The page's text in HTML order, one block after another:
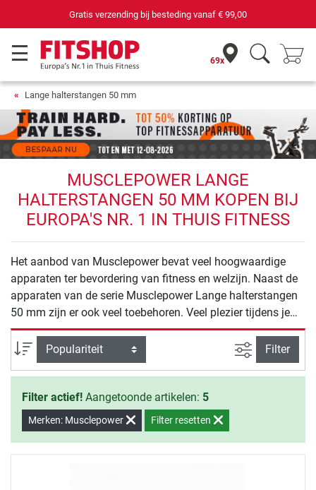
Gratis verzending bij besteding vanaf € 99,00
69x
Lange halterstangen 50 mm
MUSCLEPOWER LANGE
HALTERSTANGEN 50 MM KOPEN BIJ
EUROPA'S NR. 1 IN THUIS FITNESS
Het aanbod van Musclepower bevat veel hoogwaardige
apparaten ter bevordering van fitness en welzijn. Naast de
apparaten van de serie Musclepower Lange halterstangen
50 mm zijn er ook veel toebehoren. Veel plezier tijdens je
training met Musclepower.
Sortering
Zoeken
Filter
Filter actief! Aangetoonde artikelen: 5
Merken: Musclepower Filter resetten